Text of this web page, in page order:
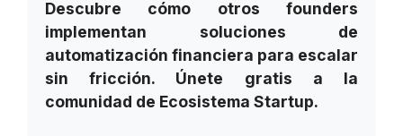
Descubre cómo otros founders
implementan soluciones de
automatización financiera para escalar
sin fricción. Únete gratis a la
comunidad de Ecosistema Startup.